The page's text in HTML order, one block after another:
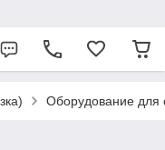
Оборудование для